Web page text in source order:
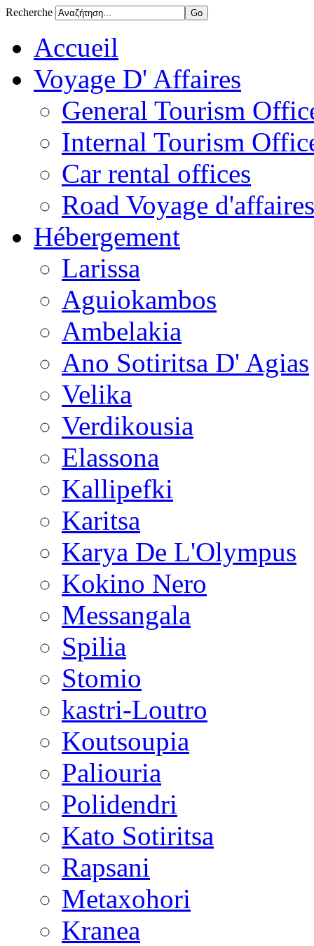
Recherche
Accueil
Voyage D' Affaires
General Tourism
Internal Tourism
Car rental offices
Road Voyage
Hébergement
Larissa
Aguiokambos
Ambelakia
Ano Sotiritsa D' Agias
Velika
Verdikousia
Elassona
Kallipefki
Karitsa
Karya De L'Olympus
Kokino Nero
Messangala
Spilia
Stomio
kastri-Loutro
Koutsoupia
Paliouria
Polidendri
Kato Sotiritsa
Rapsani
Metaxohori
Kranea